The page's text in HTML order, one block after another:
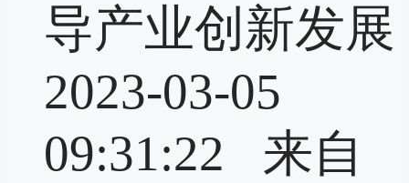
导产业创新发展
2023-03-05
09:31:22 来自